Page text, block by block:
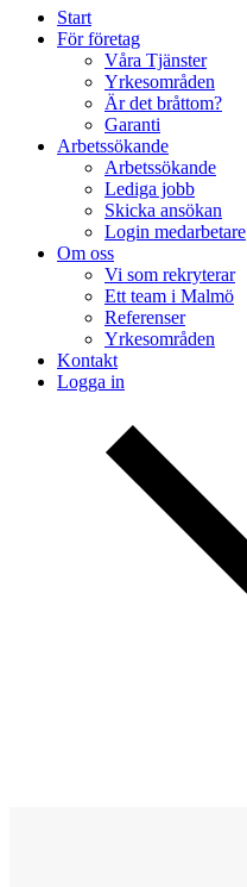
Start
För företag
Våra Tjänster
Yrkesområden
Är det bråttom?
Garanti
Arbetssökande
Arbetssökande
Lediga jobb
Skicka ansökan
Login medarbetare
Om oss
Vi som rekryterar
Ett team i Malmö
Referenser
Yrkesområden
Kontakt
Logga in